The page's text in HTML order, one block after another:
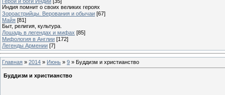
Индия помнит о своих великих героях
Зороастрийцы. Верования и обычаи [67]
Майя [81]
Быт, религия, культура.
Лошадь в легендах и мифах [85]
Мифология в Англии [172]
Легенды Армении [7]
Главная » 2014 » Июнь » 9 » Буддизм и христианство
Буддизм и христианство